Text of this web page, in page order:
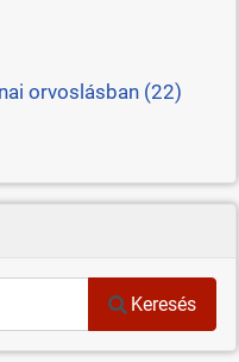
orvoslásban (22)
Keresés